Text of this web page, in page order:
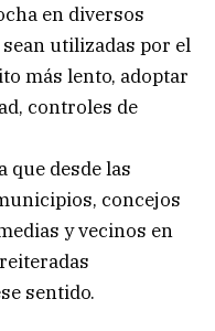
en diversos
utilizadas por el
más lento, adoptar
controles de
que desde las
concejos
y vecinos en
sentido.